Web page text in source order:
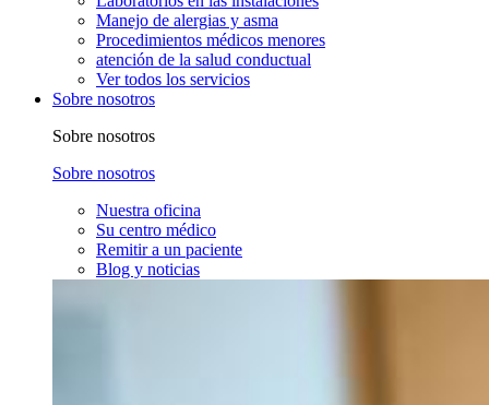
Manejo de alergias y asma
Procedimientos médicos menores
atención de la salud conductual
Ver todos los servicios
Sobre nosotros
Sobre nosotros
Sobre nosotros
Nuestra oficina
Su centro médico
Remitir a un paciente
Blog y noticias